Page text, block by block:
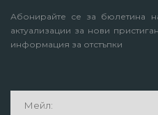
Абонирайте се за бюлетина
актуализации за нови
информация за отстъпки